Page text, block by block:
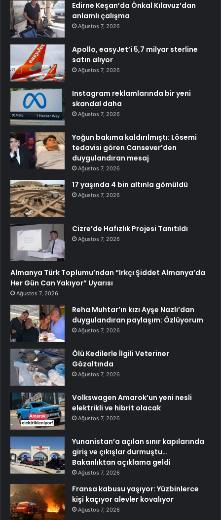
Edirne Keşan’da Önkal Kılavuz’dan
anlamlı çalışma
Ağustos 7, 2026
Apollo, easyJet’i 5,7 milyar sterline
satın alıyor
Ağustos 7, 2026
Instagram reklamlarında bir yeni
skandal daha
Ağustos 7, 2026
Yoğun bakıma kaldırılmıştı: Lösemi
tedavisi gören Cansever’den
duygulandıran mesaj
Ağustos 7, 2026
17 yaşında 4 bin altınla gömüldü
Ağustos 7, 2026
Cizre’de Hafızlık Projesi Tanıtıldı
Ağustos 7, 2026
Almanya Türk Toplumu’ndan “Irkçı Şiddet Almanya’da
Her Gün Can Yakıyor” Uyarısı
Ağustos 7, 2026
Reha Muhtar’ın kızı Ayşe Nazlı’dan
duygulandıran paylaşım: Özlüyorum
Ağustos 7, 2026
Ölü Kedilerle İlgili Veteriner
Gözaltında
Ağustos 7, 2026
Volkswagen Amarok’un yeni nesli
elektrikli ve hibrit olacak
Ağustos 7, 2026
Yunanistan’a açılan sınır kapılarında
giriş ve çıkışlar durmuştu…
Bakanlıktan açıklama geldi
Ağustos 7, 2026
Fransa kabusu yaşıyor: Yüzbinlerce
kişi kaçıyor alevler kovalıyor
Ağustos 7, 2026